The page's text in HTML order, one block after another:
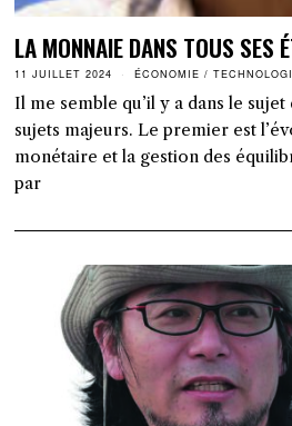
LA MONNAIE DANS TOUS SES
11 JUILLET 2024 ÉCONOMIE /
Il me semble qu’il y a dans le
sujets majeurs. Le premier est
monétaire et la gestion des
par